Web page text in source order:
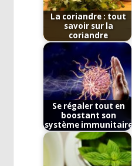
La coriandre : tout
savoir sur la
coriandre
Se régaler tout en
boostant son
système immunitaire